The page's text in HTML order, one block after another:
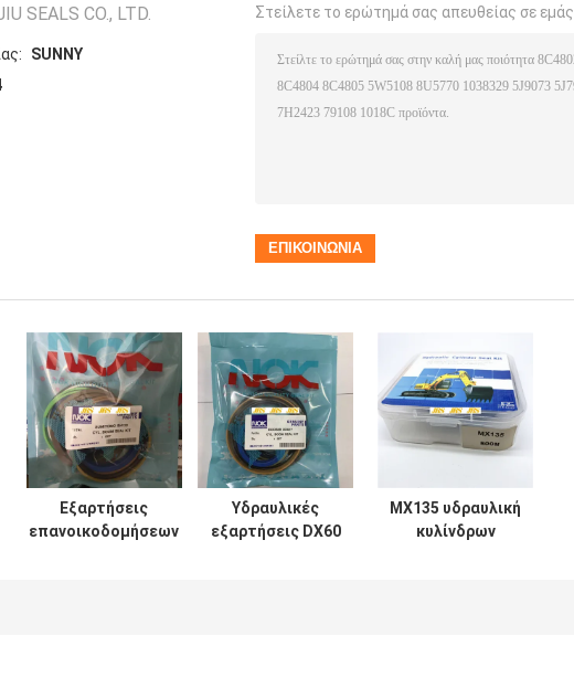
SEALS CO., LTD.
SUNNY
Στείλετε το ερώτημά σας απευθείας σε εμάς
Εξαρτήσεις
επανοικοδομήσεων
Υδραυλικές
εξαρτήσεις DX60
MX135 υδραυλική
κυλίνδρων